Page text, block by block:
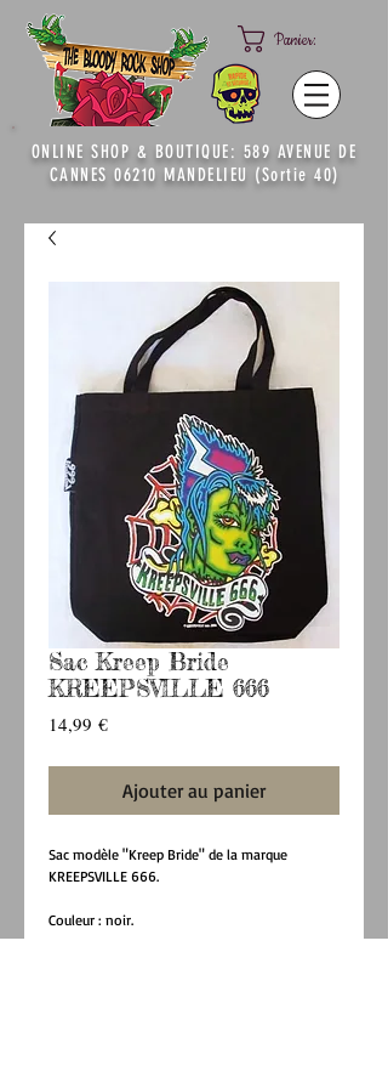
Panier:
ONLINE SHOP & BOUTIQUE: 589 AVENUE DE
CANNES 06210 MANDELIEU (Sortie 40)
Sac Kreep Bride
KREEPSVILLE 666
14,99 €Prix
Ajouter au panier
Sac modèle "Kreep Bride" de la marque
KREEPSVILLE 666.
Couleur : noir.